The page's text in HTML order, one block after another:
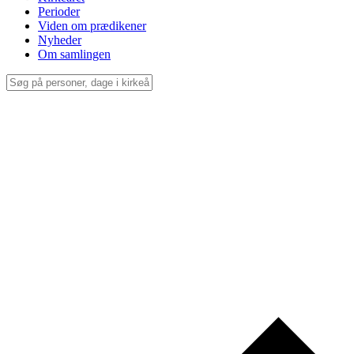
Perioder
Viden om prædikener
Nyheder
Om samlingen